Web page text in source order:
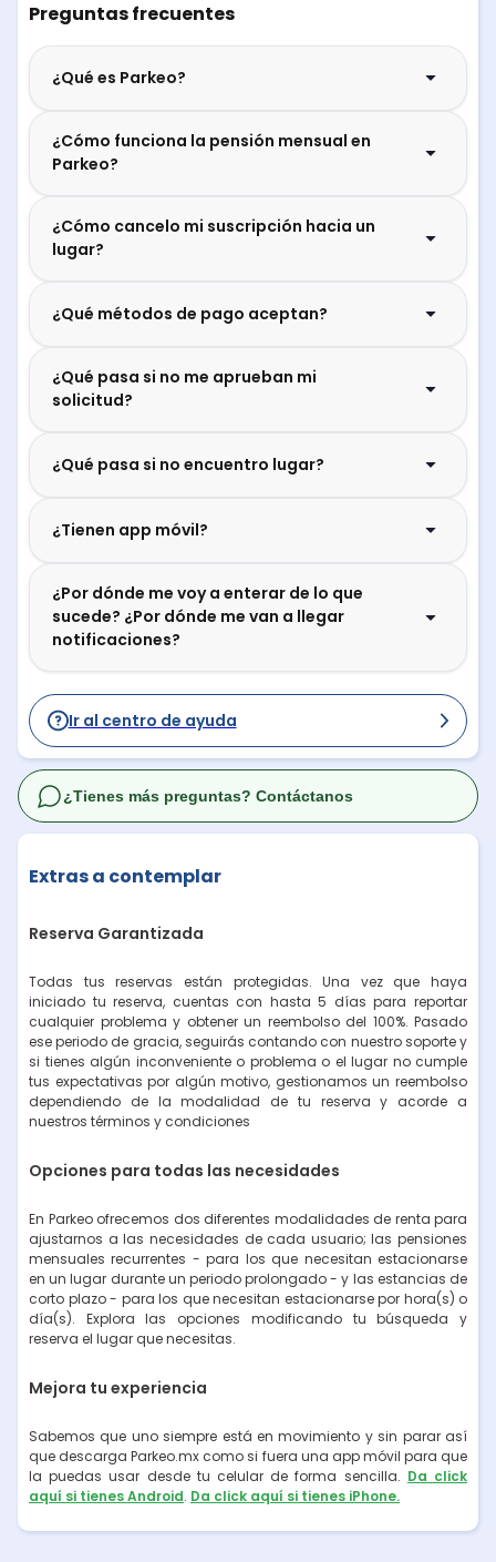
Preguntas frecuentes
¿Qué es Parkeo?
¿Cómo funciona la pensión mensual en
Parkeo?
¿Cómo cancelo mi suscripción hacia un
lugar?
¿Qué métodos de pago aceptan?
¿Qué pasa si no me aprueban mi
solicitud?
¿Qué pasa si no encuentro lugar?
¿Tienen app móvil?
¿Por dónde me voy a enterar de lo que
sucede? ¿Por dónde me van a llegar
notificaciones?
Ir al centro de ayuda
Extras a contemplar
Reserva Garantizada
Todas tus reservas están protegidas. Una vez que haya
iniciado tu reserva, cuentas con hasta 5 días para reportar
cualquier problema y obtener un reembolso del 100%. Pasado
ese periodo de gracia, seguirás contando con nuestro soporte y
si tienes algún inconveniente o problema o el lugar no cumple
tus expectativas por algún motivo, gestionamos un reembolso
dependiendo de la modalidad de tu reserva y acorde a
nuestros términos y condiciones
Opciones para todas las necesidades
En Parkeo ofrecemos dos diferentes modalidades de renta para
ajustarnos a las necesidades de cada usuario; las pensiones
mensuales recurrentes - para los que necesitan estacionarse
en un lugar durante un periodo prolongado - y las estancias de
corto plazo - para los que necesitan estacionarse por hora(s) o
día(s). Explora las opciones modificando tu búsqueda y
reserva el lugar que necesitas.
Mejora tu experiencia
Sabemos que uno siempre está en movimiento y sin parar así
que descarga Parkeo.mx como si fuera una app móvil para que
la puedas usar desde tu celular de forma sencilla. Da click
aquí si tienes Android. Da click aquí si tienes iPhone.
¿Tienes más preguntas? Contáctanos